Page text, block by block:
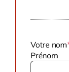
Votre nom
Prénom